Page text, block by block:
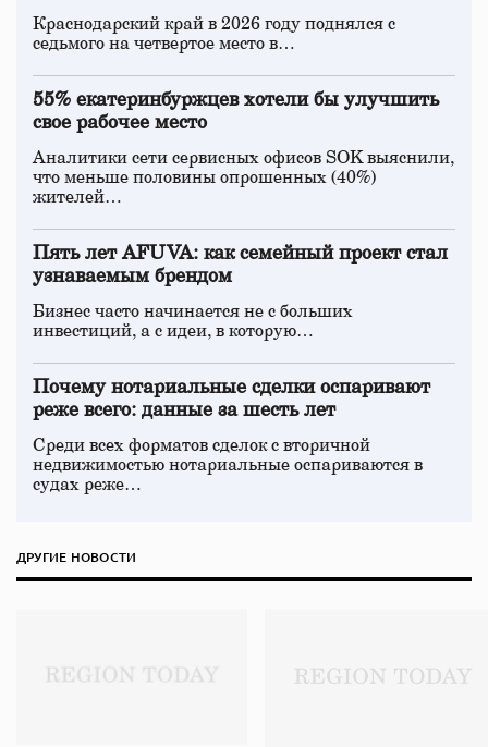
Краснодарский край в 2026 году поднялся с
седьмого на четвертое место в…
55% екатеринбуржцев хотели бы улучшить
свое рабочее место
Аналитики сети сервисных офисов SOK выяснили,
что меньше половины опрошенных (40%)
жителей…
Пять лет AFUVA: как семейный проект стал
узнаваемым брендом
Бизнес часто начинается не с больших
инвестиций, а с идеи, в которую…
Почему нотариальные сделки оспаривают
реже всего: данные за шесть лет
Среди всех форматов сделок с вторичной
недвижимостью нотариальные оспариваются в
судах реже…
ДРУГИЕ НОВОСТИ